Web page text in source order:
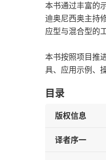
本书通过丰富的
迪奥尼西奥主持
应型与混合型的
本书按照项目推
具、应用示例、
目录
版权信息
译者序一